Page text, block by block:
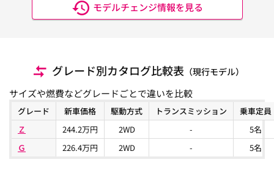
モデルチェンジ情報を見る
グレード別カタログ比較表 （現行モデル）
サイズや燃費などグレードごとで違いを比較
グレード 新車価格 駆動方式 トランスミッション
乗車定員
Ｚ
244.2万円 2WD -
5名
Ｇ
226.4万円 2WD - 5名